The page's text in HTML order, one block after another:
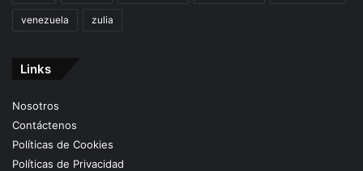
venezuela zulia
Links
Nosotros
Contáctenos
Políticas de Cookies
Políticas de Privacidad